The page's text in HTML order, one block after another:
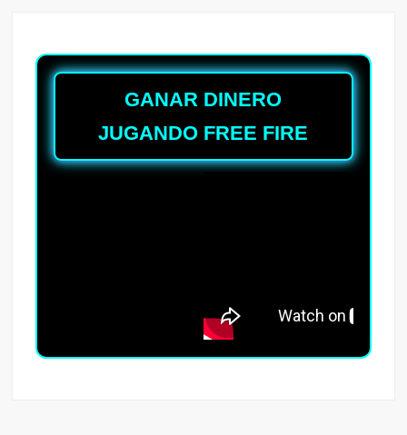
GANAR DINERO
JUGANDO FREE FIRE